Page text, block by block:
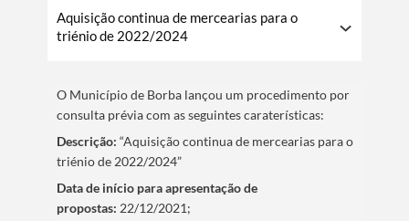
Aquisição continua de mercearias para o
triénio de 2022/2024
O Municí­pio de Borba lançou um procedimento por
consulta prévia com as seguintes caraterí­sticas:
Descrição:“Aquisição continua de mercearias para o
triénio de 2022/2024”
Data de iní­cio para apresentação de
propostas: 22/12/2021;